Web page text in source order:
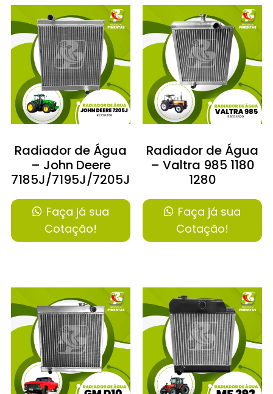
Radiador de Água
– John Deere
7185J/7195J/7205J/7210J/7225J
Faça já sua
Cotação!
Radiador de Água
– Valtra 985 1180
1280
Faça já sua
Cotação!